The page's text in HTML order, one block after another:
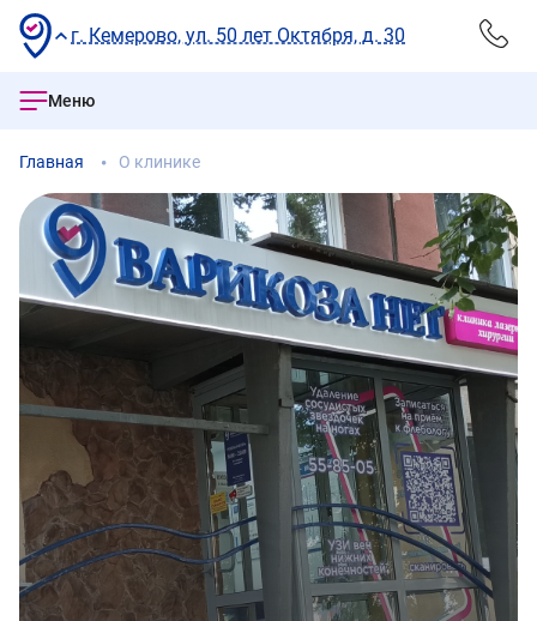
г. Кемерово, ул. 50 лет Октября, д. 30
Меню
Главная О клинике